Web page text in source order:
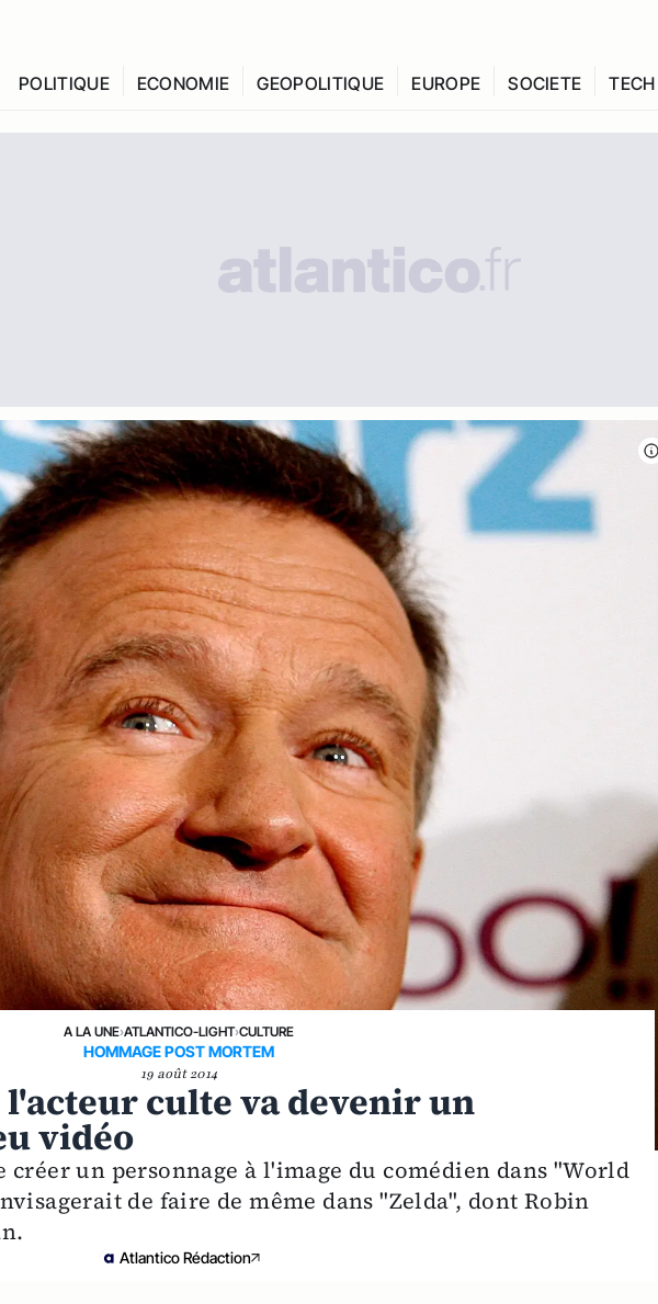
POLITIQUE ECONOMIE GEOPOLITIQUE EUROPE SOCIETE
A LA UNE›ATLANTICO-LIGHT›CULTURE
HOMMAGE POST MORTEM
19 août 2014
culte va devenir un
vidéo
créer un personnage à l'image du comédien dans "World
de faire de même dans "Zelda", dont Robin
Atlantico Rédaction